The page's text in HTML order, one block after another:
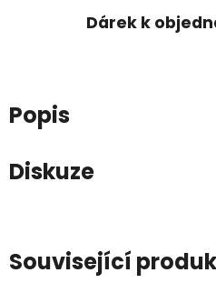
Dárek k
Popis
Diskuze
Související